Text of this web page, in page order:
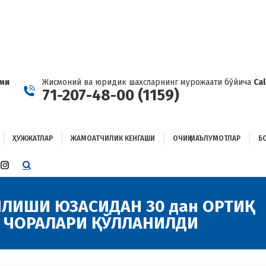
Жисмоний ва юридик шахсларнинг мурожаати бўйича
71-207-48-00 (1159)
ҲУЖЖАТЛАР ЖАМОАТЧИЛИК КЕНГАШИ ОЧИҚ МАЪЛУМОТЛАР
INSTAGRAM
IN
NEW
WINDOW
ЮЗАСИДАН 30 дан ОРТИҚ
ҚЎЛЛАНИЛДИ